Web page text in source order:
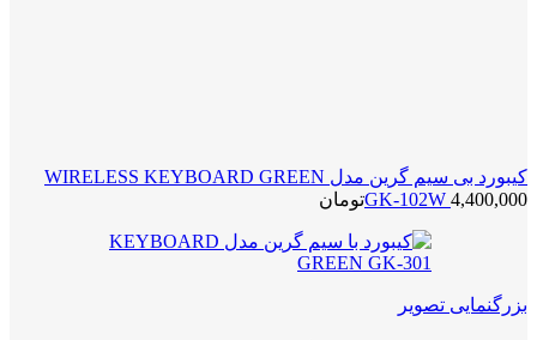
کیبورد بی سیم گرین مدل WIRELESS KEYBOARD GREEN
GK-102W 4,400,000 تومان
بزرگنمایی تصویر